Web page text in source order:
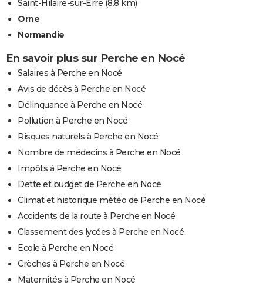
Saint-Hilaire-sur-Erre (8.8 km)
Orne
Normandie
En savoir plus sur Perche en Nocé
Salaires à Perche en Nocé
Avis de décès à Perche en Nocé
Délinquance à Perche en Nocé
Pollution à Perche en Nocé
Risques naturels à Perche en Nocé
Nombre de médecins à Perche en Nocé
Impôts à Perche en Nocé
Dette et budget de Perche en Nocé
Climat et historique météo de Perche en Nocé
Accidents de la route à Perche en Nocé
Classement des lycées à Perche en Nocé
Ecole à Perche en Nocé
Crèches à Perche en Nocé
Maternités à Perche en Nocé